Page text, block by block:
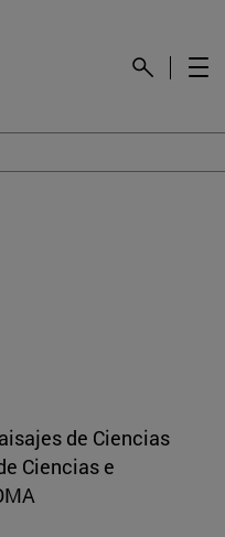
de Ciencias
Ciencias e